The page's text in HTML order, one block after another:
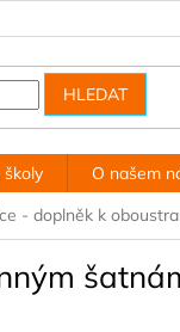
HLEDAT
školy O našem
- doplněk k